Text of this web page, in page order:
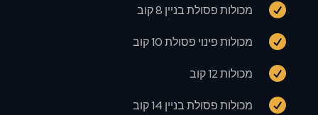
 מכולות פסולת בניין 8 קוב
 מכולות פינוי פסולת 10 קוב
 מכולות 12 קוב
 מכולות פסולת בניין 14 קוב